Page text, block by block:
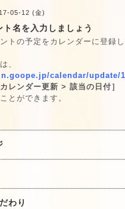
05-12 (金)
ト名を入力しましょう
トの予定をカレンダーに登録
、
calendar/update/
レンダー更新 > 該当の日付］
とができます。
わり